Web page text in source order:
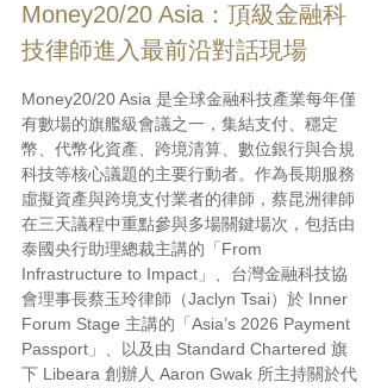
Money20/20 Asia：頂級金融科
技律師進入最前沿對話現場
Money20/20 Asia 是全球金融科技產業每年僅
有數場的旗艦級會議之一，集結支付、穩定
幣、代幣化資產、跨境清算、數位銀行與合規
科技等核心議題的主要行動者。作為長期服務
虛擬資產與跨境支付業者的律師，蔡昆洲律師
在三天議程中重點參與多場關鍵場次，包括由
泰國央行助理總裁主講的「From
Infrastructure to Impact」、台灣金融科技協
會理事長蔡玉玲律師（Jaclyn Tsai）於 Inner
Forum Stage 主講的「Asia’s 2026 Payment
Passport」、以及由 Standard Chartered 旗
下 Libeara 創辦人 Aaron Gwak 所主持關於代